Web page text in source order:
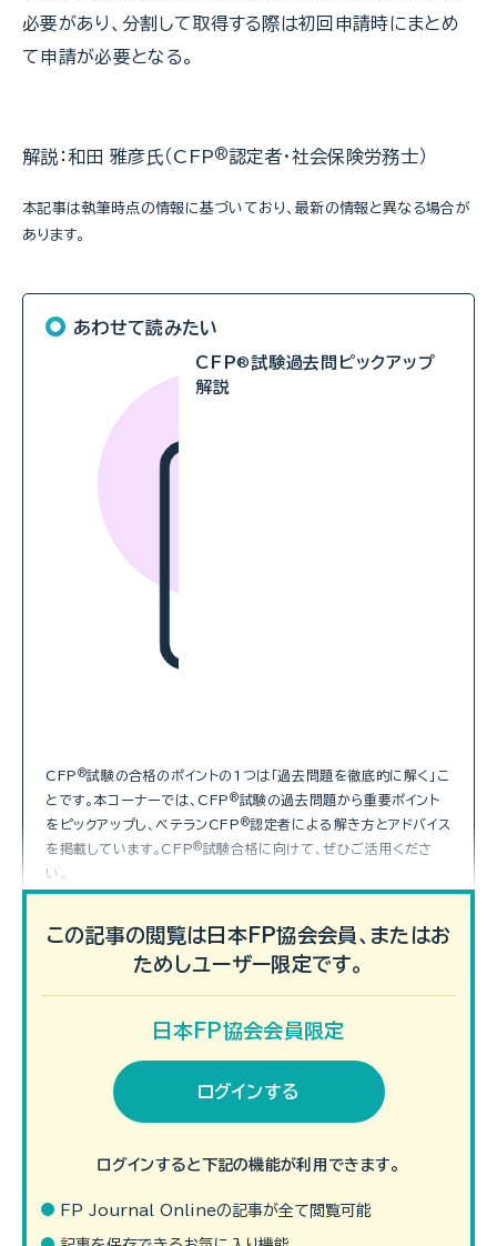
必要があり、分割して取得する際は初回申請時にまとめ
て申請が必要となる。
解説：和田 雅彦氏（CFP®認定者・社会保険労務士）
本記事は執筆時点の情報に基づいており、最新の情報と異なる場合が
あります。
あわせて読みたい
CFP® 試験過去問ピックアップ
解説
CFP ®試験の合格のポイントの1つは「過去問題を徹底的に解く」こ
とです。本コーナーでは、CFP ®試験の過去問題から重要ポイント
をピックアップし、ベテランCFP ®認定者による解き方とアドバイス
を掲載しています。CFP®試験合格に向けて、ぜひご活用くださ
い。
CFP® 試験合格への道
CFP
資格審査試験に全課目合格された方の合格の秘訣や取得の
動機、学習方法などをご紹介する「CFP®
この記事の閲覧は日本FP協会会員、またはお
ためしユーザー限定です。
日本FP協会会員限定
ログインする
ログインすると下記の機能が利用できます。
FP Journal Onlineの記事が全て閲覧可能